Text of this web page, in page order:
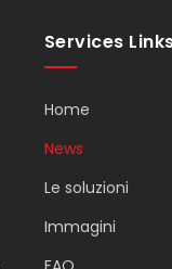
Services
Home
News
Le soluzioni
Immagini